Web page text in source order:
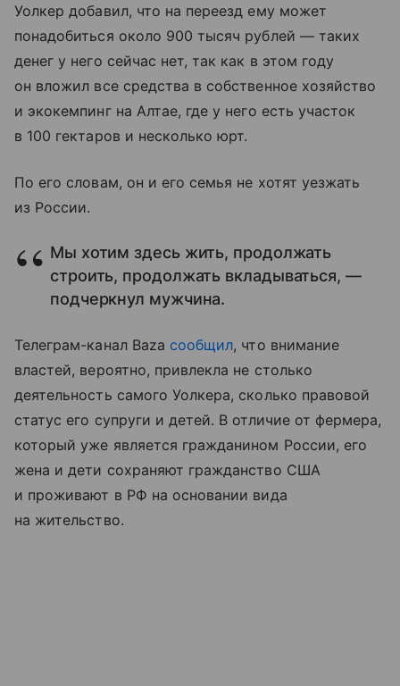
Уолкер добавил, что на переезд ему может
понадобиться около 900 тысяч рублей — таких
денег у него сейчас нет, так как в этом году
он вложил все средства в собственное хозяйство
и экокемпинг на Алтае, где у него есть участок
в 100 гектаров и несколько юрт.
По его словам, он и его семья не хотят уезжать
из России.
Мы хотим здесь жить, продолжать
строить, продолжать вкладываться, —
подчеркнул мужчина.
Телеграм-канал Baza сообщил, что внимание
властей, вероятно, привлекла не столько
деятельность самого Уолкера, сколько правовой
статус его супруги и детей. В отличие от фермера,
который уже является гражданином России, его
жена и дети сохраняют гражданство США
и проживают в РФ на основании вида
на жительство.